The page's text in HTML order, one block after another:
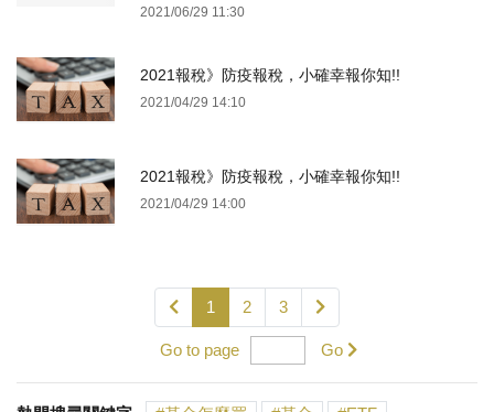
2021/06/29 11:30
2021報稅》防疫報稅，小確幸報你知!!
2021/04/29 14:10
2021報稅》防疫報稅，小確幸報你知!!
2021/04/29 14:00
1 2 3
Go to page Go